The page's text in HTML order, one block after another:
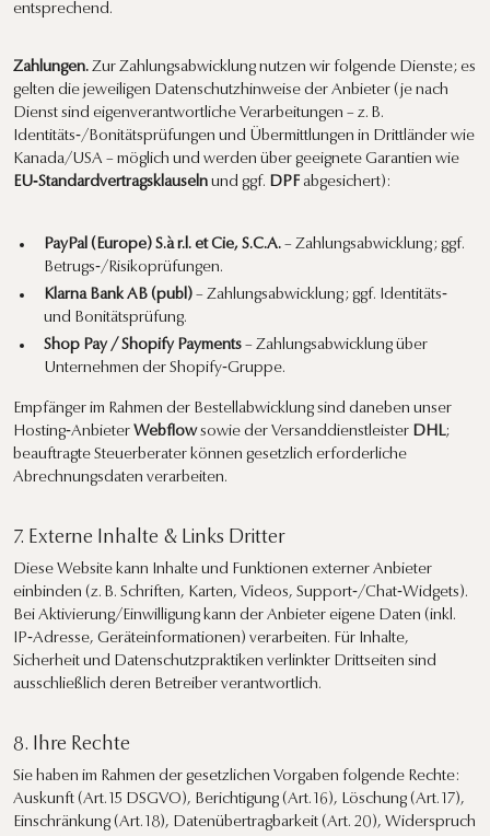
entsprechend.
Zahlungen. Zur Zahlungsabwicklung nutzen wir folgende Dienste; es
gelten die jeweiligen Datenschutzhinweise der Anbieter (je nach
Dienst sind eigenverantwortliche Verarbeitungen – z. B.
Identitäts‑/Bonitätsprüfungen und Übermittlungen in Drittländer wie
Kanada/USA – möglich und werden über geeignete Garantien wie
EU‑Standardvertragsklauseln und ggf. DPF abgesichert):
PayPal (Europe) S.à r.l. et Cie, S.C.A. – Zahlungsabwicklung; ggf.
Betrugs‑/Risikoprüfungen.
Klarna Bank AB (publ) – Zahlungsabwicklung; ggf. Identitäts‑
und Bonitätsprüfung.
Shop Pay / Shopify Payments – Zahlungsabwicklung über
Unternehmen der Shopify‑Gruppe.
Empfänger im Rahmen der Bestellabwicklung sind daneben unser
Hosting‑Anbieter Webflowsowie der Versanddienstleister DHL;
beauftragte Steuerberater können gesetzlich erforderliche
Abrechnungsdaten verarbeiten.
7. Externe Inhalte & Links Dritter
Diese Website kann Inhalte und Funktionen externer Anbieter
einbinden (z. B. Schriften, Karten, Videos, Support‑/Chat‑Widgets).
Bei Aktivierung/Einwilligung kann der Anbieter eigene Daten (inkl.
IP‑Adresse, Geräteinformationen) verarbeiten. Für Inhalte,
Sicherheit und Datenschutzpraktiken verlinkter Drittseiten sind
ausschließlich deren Betreiber verantwortlich.
8. Ihre Rechte
Sie haben im Rahmen der gesetzlichen Vorgaben folgende Rechte:
Auskunft (Art. 15 DSGVO), Berichtigung (Art. 16), Löschung (Art. 17),
Einschränkung (Art. 18), Datenübertragbarkeit (Art. 20), Widerspruch